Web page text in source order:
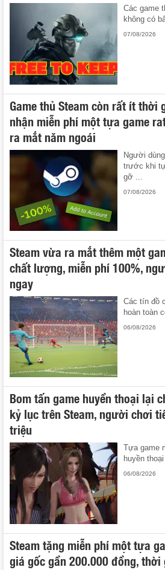
Các game
không có
07/08/2026
Game thủ Steam còn rất ít thời
nhận miễn phí một tựa game
ra mắt năm ngoái
Người
trước khi
gỡ ...
07/08/2026
Steam vừa ra mắt thêm một
chất lượng, miễn phí 100%,
ngay
Các tín đồ
hoàn toàn
06/08/2026
Bom tấn game huyền thoại lại
kỷ lục trên Steam, người chơi
triệu
Tựa game
huyền
06/08/2026
Steam tặng miễn phí một tựa
giá gốc gần 200.000 đồng, thời